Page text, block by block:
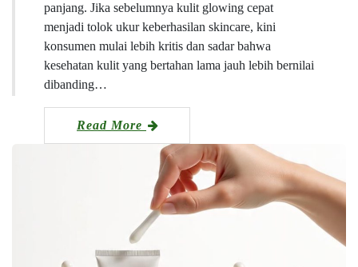
panjang. Jika sebelumnya kulit glowing cepat
menjadi tolok ukur keberhasilan skincare, kini
konsumen mulai lebih kritis dan sadar bahwa
kesehatan kulit yang bertahan lama jauh lebih bernilai
dibanding…
Read More